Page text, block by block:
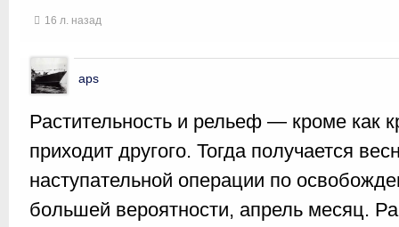
16 л. назад
aps
Растительность и рельеф — кроме как
приходит другого. Тогда получается
наступательной операции по
большей вероятности, апрель месяц.